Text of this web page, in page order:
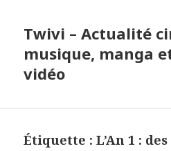
Twivi – Actualité
musique, manga
vidéo
Étiquette :L’An 1 :